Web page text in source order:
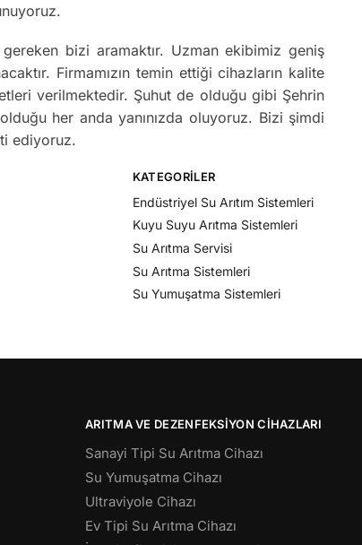
bizi aramaktır. Uzman ekibimiz geniş
Firmamızın temin ettiği cihazların kalite
verilmektedir. Şuhut de olduğu gibi Şehrin
her anda yanınızda oluyoruz. Bizi şimdi
ediyoruz.
KATEGORILER
Endüstriyel Su Arıtım Sistemleri
Kuyu Suyu Arıtma Sistemleri
Su Arıtma Servisi
Su Arıtma Sistemleri
Su Yumuşatma Sistemleri
ARITMA VE DEZENFEKSIYON CIHAZLARI
Sanayi Tipi Su Arıtma Cihazı
Su Yumuşatma Cihazı
Ultraviyole Cihazı
Ev Tipi Su Arıtma Cihazı